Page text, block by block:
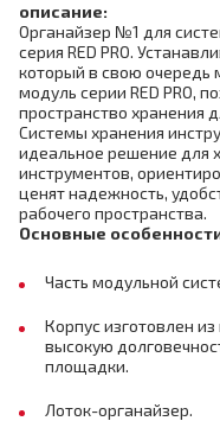
описание:
Органайзер №1 для
серия RED PRO.
который в свою очередь
модуль серии RED PRO,
пространство хранения
Системы хранения
идеальное решение для
инструментов,
ценят надежность,
рабочего пространства.
Основные
Часть модульной
Корпус изготовлен
высокую
площадки.
Лоток-органайзер.